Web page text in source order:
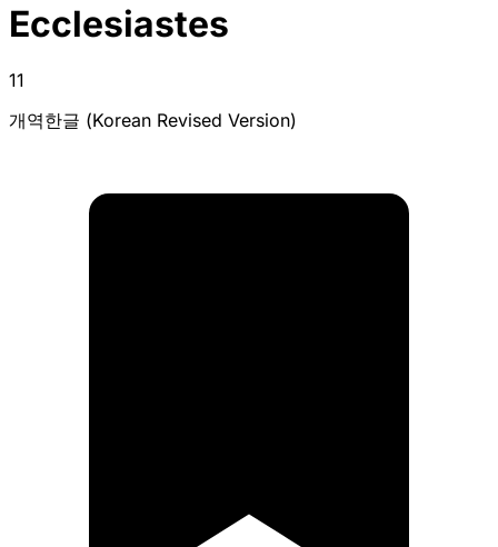
Ecclesiastes
11
개역한글 (Korean Revised Version)